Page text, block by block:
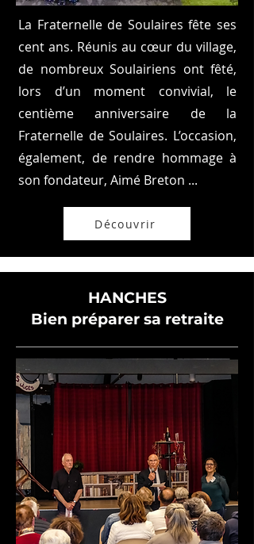
La Fraternelle de Soulaires fête ses
cent ans. Réunis au cœur du village,
de nombreux Soulairiens ont fêté,
lors d’un moment convivial, le
centième anniversaire de la
Fraternelle de Soulaires. L’occasion,
également, de rendre hommage à
son fondateur, Aimé Breton ...
Découvrir
HANCHES
Bien préparer sa retraite